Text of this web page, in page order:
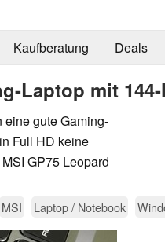
Kaufberatung Deals
Laptop mit 144-
eine gute Gaming-
Full HD keine
GP75 Leopard
MSI Laptop / Notebook